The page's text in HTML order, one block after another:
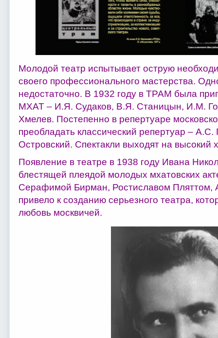
Молодой театр испытывает острую
своего профессионального мастерства.
недостаточно. В 1932 году в ТРАМ была
МХАТ – И.Я. Судаков, В.Я. Станицын, И.М.
Хмелев. Постепенно в репертуаре
преобладать классический репертуар –
Островский. Спектакли выходят на высокий
Появление в театре в 1938 году Ивана
блестящей плеядой молодых мхатовских
Серафимой Бирман, Ростиславом Пляттом,
привело к созданию серьезного театра,
любовь москвичей.